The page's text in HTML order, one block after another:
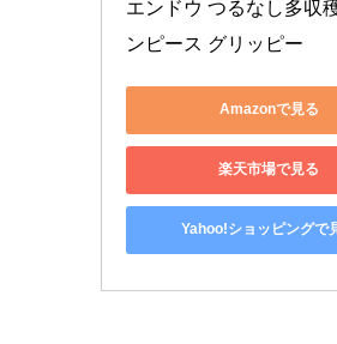
エンドウ つるなし多収
ンピース グリッピー
Amazonで見る
楽天市場で見る
Yahoo!ショッピングで